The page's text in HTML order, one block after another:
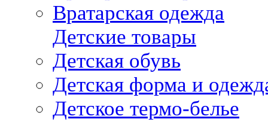
Вратарская одежда
Детские товары
Детская обувь
Детская форма и
Детское термо-белье